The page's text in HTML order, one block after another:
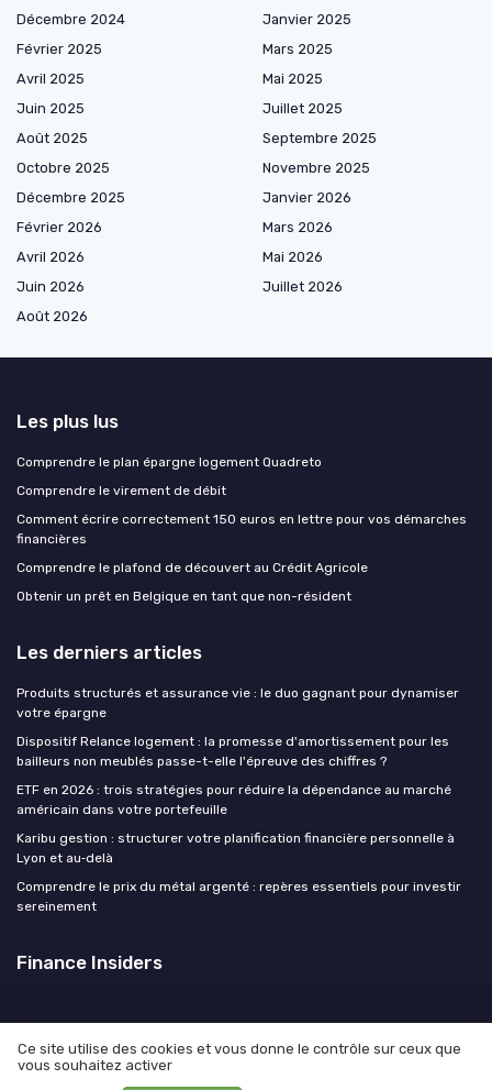
Décembre 2024
Janvier 2025
Février 2025
Mars 2025
Avril 2025
Mai 2025
Juin 2025
Juillet 2025
Août 2025
Septembre 2025
Octobre 2025
Novembre 2025
Décembre 2025
Janvier 2026
Février 2026
Mars 2026
Avril 2026
Mai 2026
Juin 2026
Juillet 2026
Août 2026
Les plus lus
Comprendre le plan épargne logement Quadreto
Comprendre le virement de débit
Comment écrire correctement 150 euros en lettre pour vos démarches
financières
Comprendre le plafond de découvert au Crédit Agricole
Obtenir un prêt en Belgique en tant que non-résident
Les derniers articles
Produits structurés et assurance vie : le duo gagnant pour dynamiser
votre épargne
Dispositif Relance logement : la promesse d'amortissement pour les
bailleurs non meublés passe-t-elle l'épreuve des chiffres ?
ETF en 2026 : trois stratégies pour réduire la dépendance au marché
américain dans votre portefeuille
Karibu gestion : structurer votre planification financière personnelle à
Lyon et au‑delà
Comprendre le prix du métal argenté : repères essentiels pour investir
sereinement
Finance Insiders
Mentions légales
Ce site utilise des cookies et vous donne le contrôle sur ceux que
vous souhaitez activer